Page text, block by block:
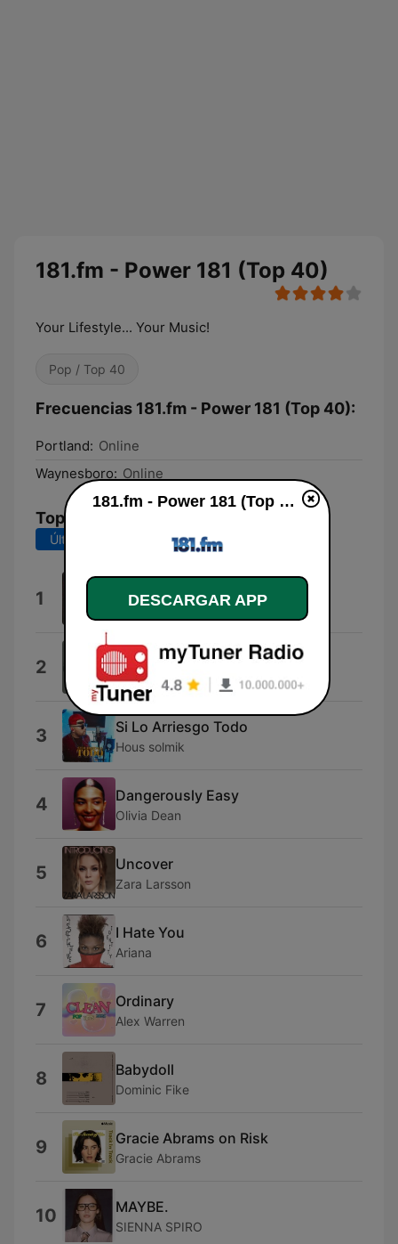
181.fm - Power 181 (Top 40)
Your Lifestyle... Your Music!
Pop / Top 40
Frecuencias 181.fm - Power 181 (Top 40):
Portland: Online
Waynesboro: Online
Top Canciones
Últimos 7 días Últimos 30 días
1 Jennie Jennie - Jennie Jennie
Fredi
2 Midnight Sun
Petter Larsson
3 Si Lo Arriesgo Todo
Hous solmik
4 Dangerously Easy
Olivia Dean
5 Uncover
Zara Larsson
6 I Hate You
Ariana
7 Ordinary
Alex Warren
8 Babydoll
Dominic Fike
9 Gracie Abrams on Risk
Gracie Abrams
10 MAYBE.
SIENNA SPIRO
181.fm - Power 181 (Top 40) en vivo
DESCARGAR APP